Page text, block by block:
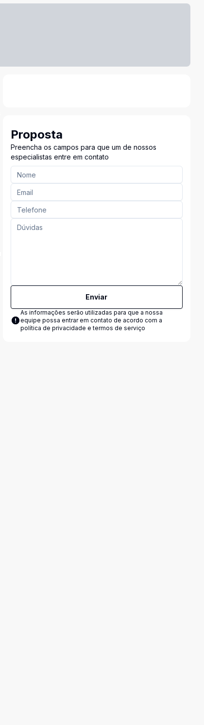
Proposta
Preencha os campos para que um de nossos
especialistas entre em contato
Enviar
As informações serão utilizadas para que a nossa
equipe possa entrar em contato de acordo com a
política de privacidade e termos de serviço